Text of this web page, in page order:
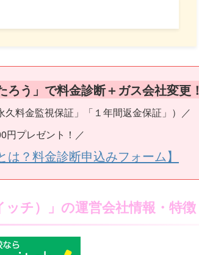
う」で料金診断＋ガス会社変更！
料金監視保証」「１年間返金保証」）／
円プレゼント！／
は？料金診断申込みフォーム】
チ）」の運営会社情報・特徴